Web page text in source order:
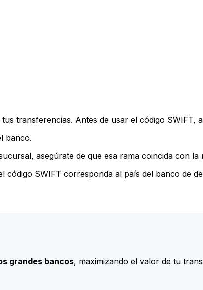
transferencias. Antes de usar el código SWIFT,
banco.
asegúrate de que esa rama coincida con la
código SWIFT corresponda al país del banco de
grandes bancos, maximizando el valor de tu